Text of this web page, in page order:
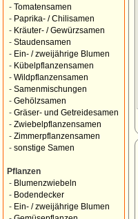
- Tomatensamen
- Paprika- / Chilisamen
- Kräuter- / Gewürzsamen
- Staudensamen
- Ein- / zweijährige Blumen
- Kübelpflanzensamen
- Wildpflanzensamen
- Samenmischungen
- Gehölzsamen
- Gräser- und Getreidesamen
- Zwiebelpflanzensamen
- Zimmerpflanzensamen
- sonstige Samen
Pflanzen
- Blumenzwiebeln
- Bodendecker
- Ein- / zweijährige Blumen